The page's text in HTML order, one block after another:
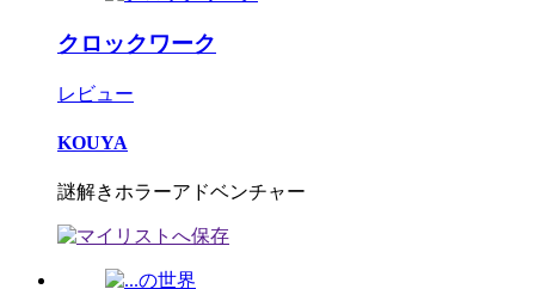
クロックワーク
レビュー
KOUYA
謎解きホラーアドベンチャー